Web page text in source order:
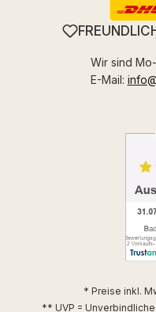
Wir sind
E-Mail:
* Preise inkl.
** UVP =